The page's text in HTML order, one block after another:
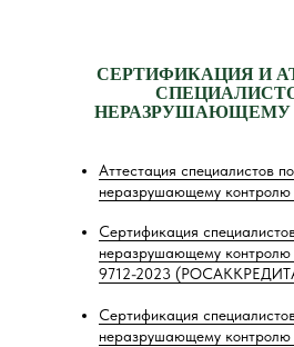
СЕРТИФИКАЦИЯ И
НЕРАЗРУШАЮЩЕМУ
Аттестация специалистов по
неразрушающему
Сертификация
неразрушающему
9712-2023
Сертификация
неразрушающему контролю